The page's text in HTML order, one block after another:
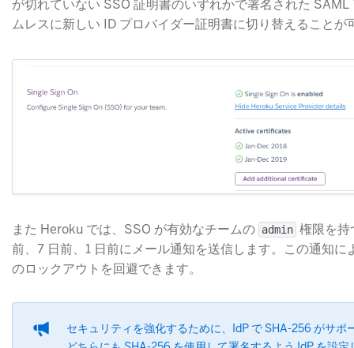
が切れていない SSO 証明書のいずれかで署名された
ムレスに新しい ID プロバイダー証明書に切り替えることが
また Heroku では、SSO が有効なチームの admin
権限を
前、7 日前、1 日前にメール通知を送信します。この通知
のロックアウトを回避できます。
セキュリティを強化するために、IdP で SHA-256 がサ